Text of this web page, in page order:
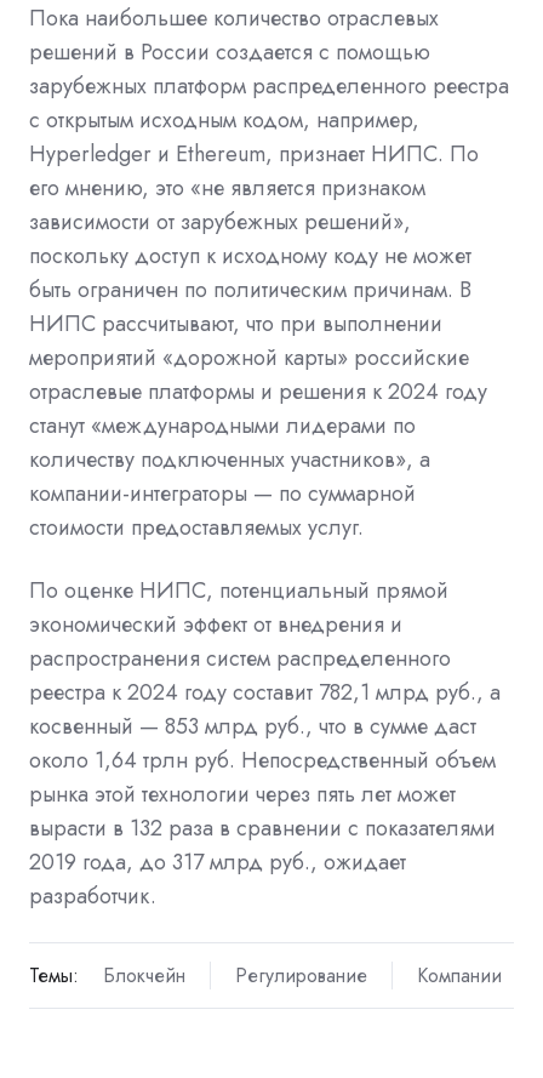
Пока наибольшее количество отраслевых
решений в России создается с помощью
зарубежных платформ распределенного реестра
с открытым исходным кодом, например,
Hyperledger и Ethereum, признает НИПС. По
его мнению, это «не является признаком
зависимости от зарубежных решений»,
поскольку доступ к исходному коду не может
быть ограничен по политическим причинам. В
НИПС рассчитывают, что при выполнении
мероприятий «дорожной карты» российские
отраслевые платформы и решения к 2024 году
станут «международными лидерами по
количеству подключенных участников», а
компании-интеграторы — по суммарной
стоимости предоставляемых услуг.
По оценке НИПС, потенциальный прямой
экономический эффект от внедрения и
распространения систем распределенного
реестра к 2024 году составит 782,1 млрд руб., а
косвенный — 853 млрд руб., что в сумме даст
около 1,64 трлн руб. Непосредственный объем
рынка этой технологии через пять лет может
вырасти в 132 раза в сравнении с показателями
2019 года, до 317 млрд руб., ожидает
разработчик.
Темы: Блокчейн Регулирование Компании